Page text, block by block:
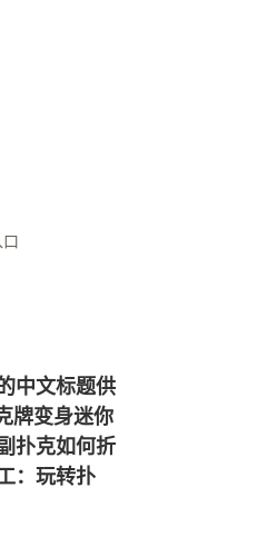
中文标题供
牌变身迷你
扑克如何折
：玩转扑